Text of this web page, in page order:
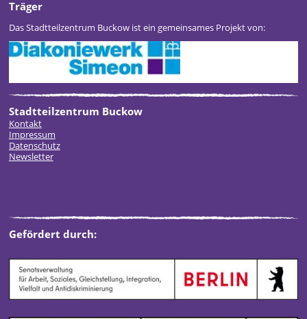
Träger
Das Stadtteilzentrum Buckow ist ein gemeinsames Projekt von:
Stadtteilzentrum Buckow
Kontakt
Impressum
Datenschutz
Newsletter
Gefördert durch: